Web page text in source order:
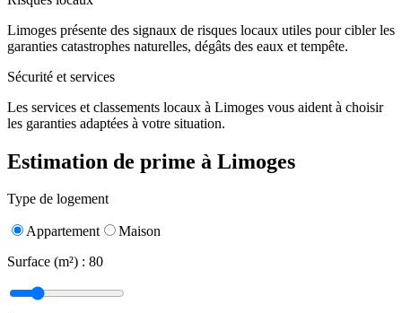
Limoges présente des signaux de risques locaux utiles pour cibler les
garanties catastrophes naturelles, dégâts des eaux et tempête.
Sécurité et services
Les services et classements locaux à Limoges vous aident à choisir
les garanties adaptées à votre situation.
Estimation de prime à Limoges
Type de logement
Appartement
Maison
Surface (m²) : 80